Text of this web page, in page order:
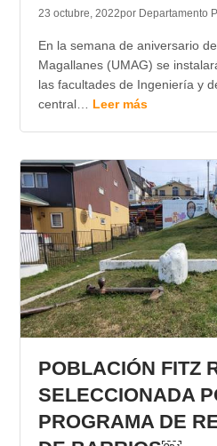
23 octubre, 2022por Departamento
En la semana de aniversario
Magallanes (UMAG) se
las facultades de Ingeniería y
central… Leer más
POBLACIÓN FITZ
SELECCIONADA
PROGRAMA DE